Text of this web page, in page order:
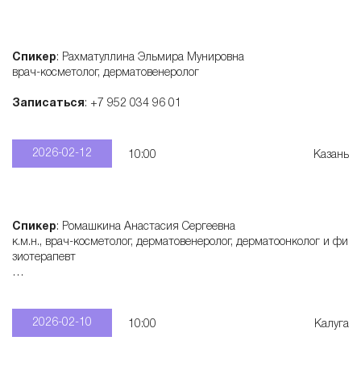
Спикер: Рахматуллина Эльмира Мунировна
врач-косметолог, дерматовенеролог
Записаться: +7 952 034 96 01
2026-02-12 10:00 Казань
Спикер: Ромашкина Анастасия Сергеевна
к.м.н., врач-косметолог, дерматовенеролог, дерматоонколог и фи
зиотерапевт
2026-02-10 10:00 Калуга